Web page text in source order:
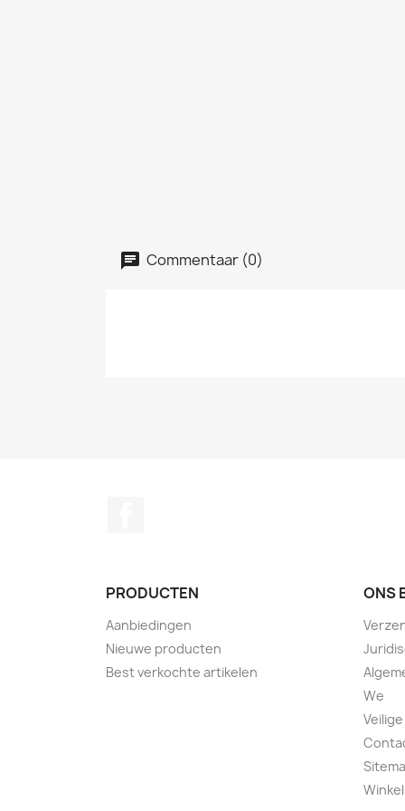
Commentaar (0)
PRODUCTEN
Aanbiedingen
Nieuwe producten
Best verkochte artikelen
ONS
We